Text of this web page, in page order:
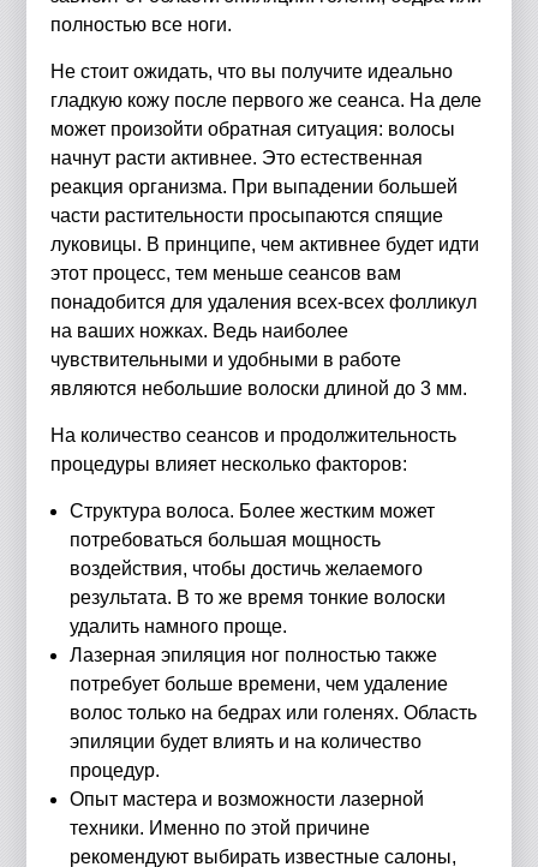
полностью все ноги.
Не стоит ожидать, что вы получите идеально
гладкую кожу после первого же сеанса. На деле
может произойти обратная ситуация: волосы
начнут расти активнее. Это естественная
реакция организма. При выпадении большей
части растительности просыпаются спящие
луковицы. В принципе, чем активнее будет идти
этот процесс, тем меньше сеансов вам
понадобится для удаления всех-всех фолликул
на ваших ножках. Ведь наиболее
чувствительными и удобными в работе
являются небольшие волоски длиной до 3 мм.
На количество сеансов и продолжительность
процедуры влияет несколько факторов:
Структура волоса. Более жестким может
потребоваться большая мощность
воздействия, чтобы достичь желаемого
результата. В то же время тонкие волоски
удалить намного проще.
Лазерная эпиляция ног полностью также
потребует больше времени, чем удаление
волос только на бедрах или голенях. Область
эпиляции будет влиять и на количество
процедур.
Опыт мастера и возможности лазерной
техники. Именно по этой причине
рекомендуют выбирать известные салоны,